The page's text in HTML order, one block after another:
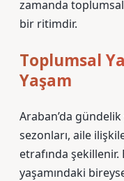
zamanda
bir ritimdir.
Toplumsal
Yaşam
Araban’da
sezonları, aile
etrafında
yaşamındaki